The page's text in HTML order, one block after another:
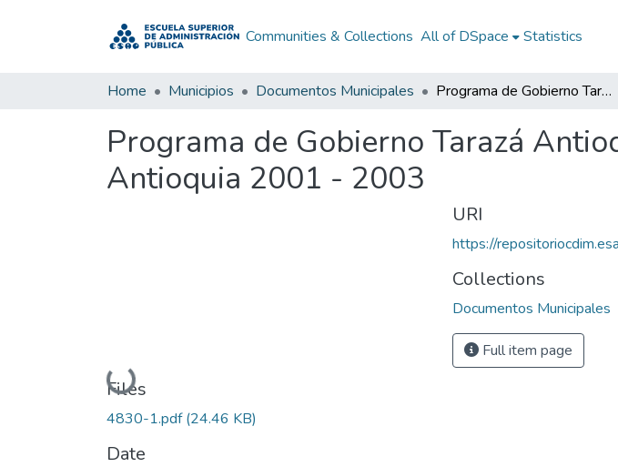
Communities & Collections All of DSpace Statistics
Home Municipios Documentos Municipales Programa de Gobierno Tarazá Antioquia 2001 - 2003: PG Tarazá Antioquia 2001 - 2003
Programa de Gobierno Tarazá
Antioquia 2001 - 2003
Loading...
Files
4830-1.pdf(24.46 KB)
Date
URI
https://
Collections
Documentos Municipales
Full item page